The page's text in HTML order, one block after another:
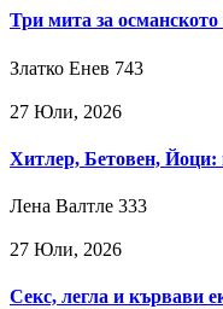
Три мита за османското
Златко Енев 743
27 Юли, 2026
Хитлер, Бетовен,
Лена Валтле 333
27 Юли, 2026
Секс, легла и кървави